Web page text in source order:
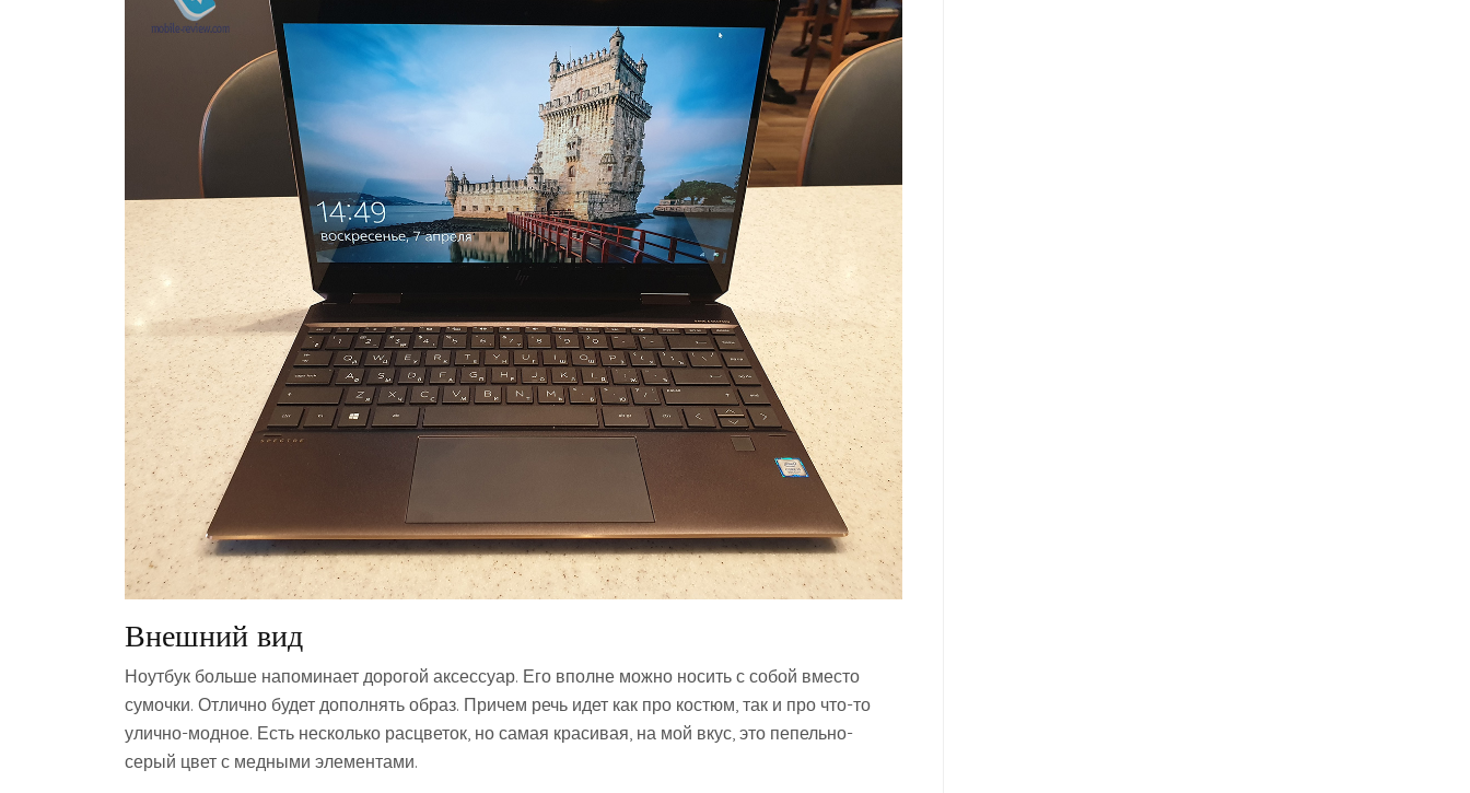
Внешний вид
Ноутбук больше напоминает дорогой аксессуар. Его вполне можно носить с собой вместо
сумочки. Отлично будет дополнять образ. Причем речь идет как про костюм, так и про что-то
улично-модное. Есть несколько расцветок, но самая красивая, на мой вкус, это пепельно-
серый цвет с медными элементами.